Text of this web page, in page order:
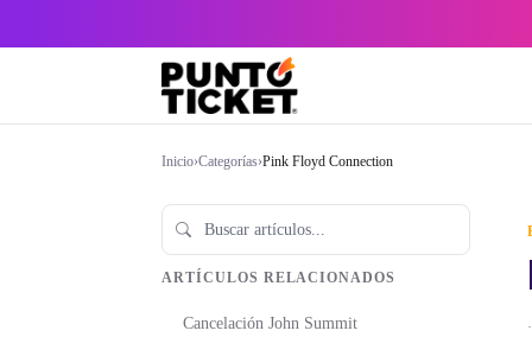
Inicio›Categorías›Pink Floyd Connection
ARTÍCULOS RELACIONADOS
Cancelación John Summit ·